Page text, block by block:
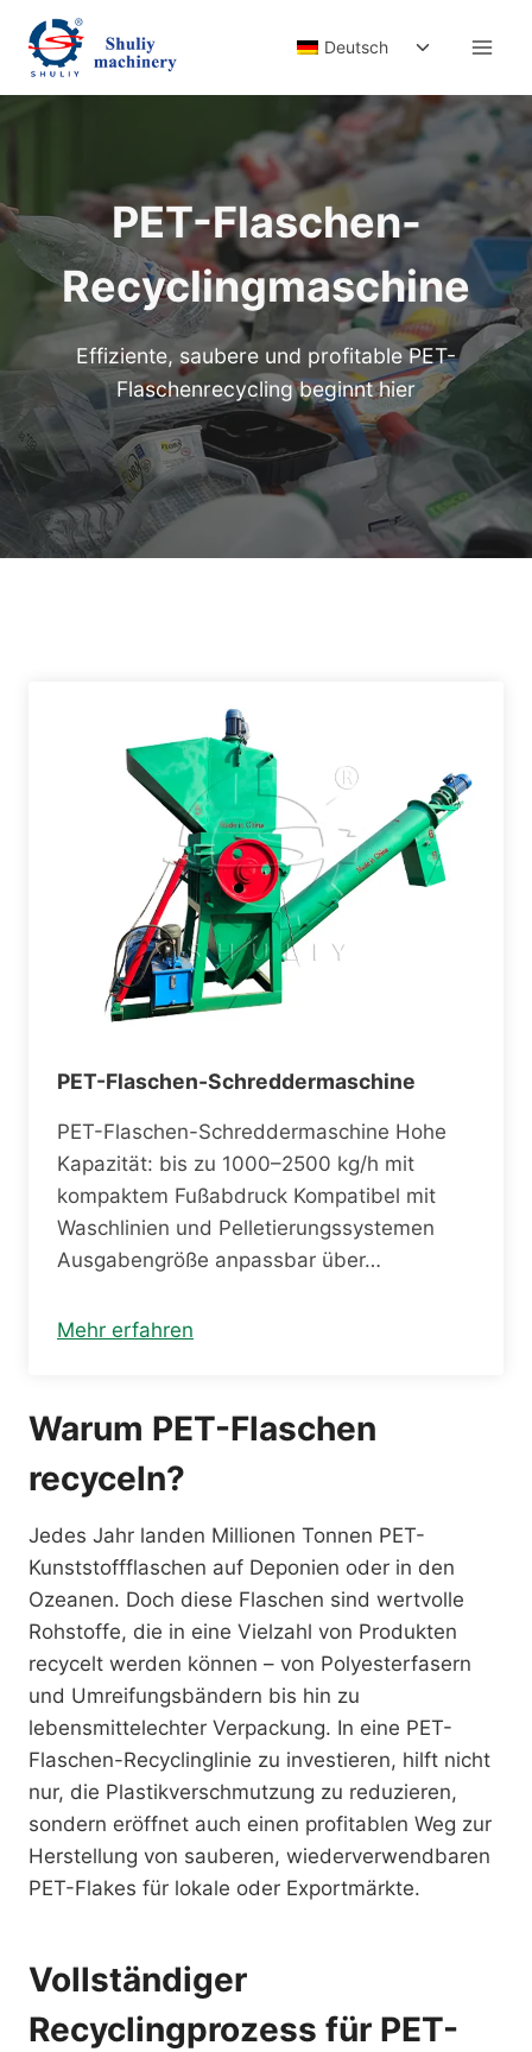
Inhalt
springen
Deutsch
Untermenü
PET-Flaschen-
Recyclingmaschine
Effiziente, saubere und profitable PET-
Flaschenrecycling beginnt hier
PET-Flaschen-Schreddermaschine
PET-Flaschen-Schreddermaschine Hohe
Kapazität: bis zu 1000–2500 kg/h mit
kompaktem Fußabdruck Kompatibel mit
Waschlinien und Pelletierungssystemen
Ausgabengröße anpassbar über…
Mehr erfahren
Warum PET-Flaschen
recyceln?
Jedes Jahr landen Millionen Tonnen PET-
Kunststoffflaschen auf Deponien oder in den
Ozeanen. Doch diese Flaschen sind wertvolle
Rohstoffe, die in eine Vielzahl von Produkten
recycelt werden können – von Polyesterfasern
und Umreifungsbändern bis hin zu
lebensmittelechter Verpackung. In eine PET-
Flaschen-Recyclinglinie zu investieren, hilft nicht
nur, die Plastikverschmutzung zu reduzieren,
sondern eröffnet auch einen profitablen Weg zur
Herstellung von sauberen, wiederverwendbaren
PET-Flakes für lokale oder Exportmärkte.
Vollständiger
Recyclingprozess für PET-